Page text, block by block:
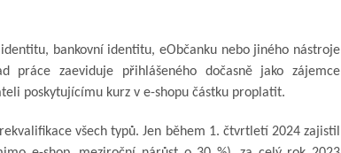
bankovní identitu, eObčanku nebo jiného nástroje
práce zaeviduje přihlášeného dočasně jako zájemce
poskytujícímu kurz v e-shopu částku proplatit.
všech typů. Jen během 1. čtvrtletí 2024 zajistil